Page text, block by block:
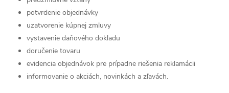
potvrdenie objednávky
uzatvorenie kúpnej zmluvy
vystavenie daňového dokladu
doručenie tovaru
evidencia objednávok pre prípadne riešenia reklamácii
informovanie o akciách, novinkách a zľavách.